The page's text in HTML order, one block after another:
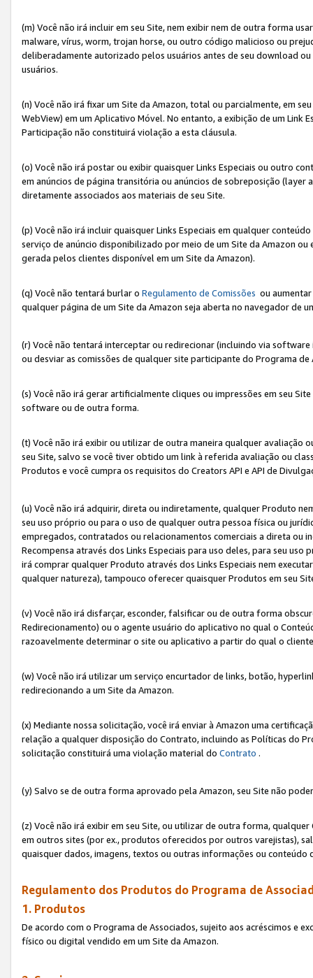
(m) Você não irá incluir em seu Site, nem exibir nem de outra forma
malware, vírus, worm, trojan horse, ou outro código malicioso ou
deliberadamente autorizado pelos usuários antes de seu download
usuários.
(n) Você não irá fixar um Site da Amazon, total ou parcialmente, em
WebView) em um Aplicativo Móvel. No entanto, a exibição de um Link
Participação não constituirá violação a esta cláusula.
(o) Você não irá postar ou exibir quaisquer Links Especiais ou outro
em anúncios de página transitória ou anúncios de sobreposição
diretamente associados aos materiais de seu Site.
(p) Você não irá incluir quaisquer Links Especiais em qualquer
serviço de anúncio disponibilizado por meio de um Site da Amazon
gerada pelos clientes disponível em um Site da Amazon).
(q) Você não tentará burlar o Regulamento de Comissões ou
qualquer página de um Site da Amazon seja aberta no navegador de
(r) Você não tentará interceptar ou redirecionar (incluindo via
ou desviar as comissões de qualquer site participante do Programa de
(s) Você não irá gerar artificialmente cliques ou impressões em seu
software ou de outra forma.
(t) Você não irá exibir ou utilizar de outra maneira qualquer avaliação
seu Site, salvo se você tiver obtido um link à referida avaliação ou
Produtos e você cumpra os requisitos do Creators API e API de
(u) Você não irá adquirir, direta ou indiretamente, qualquer Produto
seu uso próprio ou para o uso de qualquer outra pessoa física ou
empregados, contratados ou relacionamentos comerciais a direta ou
Recompensa através dos Links Especiais para uso deles, para seu
irá comprar qualquer Produto através dos Links Especiais nem
qualquer natureza), tampouco oferecer quaisquer Produtos em seu
(v) Você não irá disfarçar, esconder, falsificar ou de outra forma
Redirecionamento) ou o agente usuário do aplicativo no qual o
razoavelmente determinar o site ou aplicativo a partir do qual o
(w) Você não irá utilizar um serviço encurtador de links, botão,
redirecionando a um Site da Amazon.
(x) Mediante nossa solicitação, você irá enviar à Amazon uma
relação a qualquer disposição do Contrato, incluindo as Políticas do
solicitação constituirá uma violação material do Contrato .
(y) Salvo se de outra forma aprovado pela Amazon, seu Site não
(z) Você não irá exibir em seu Site, ou utilizar de outra forma,
em outros sites (por ex., produtos oferecidos por outros varejistas),
quaisquer dados, imagens, textos ou outras informações ou
Regulamento dos Produtos do Programa de
1. Produtos
De acordo com o Programa de Associados, sujeito aos acréscimos e
físico ou digital vendido em um Site da Amazon.